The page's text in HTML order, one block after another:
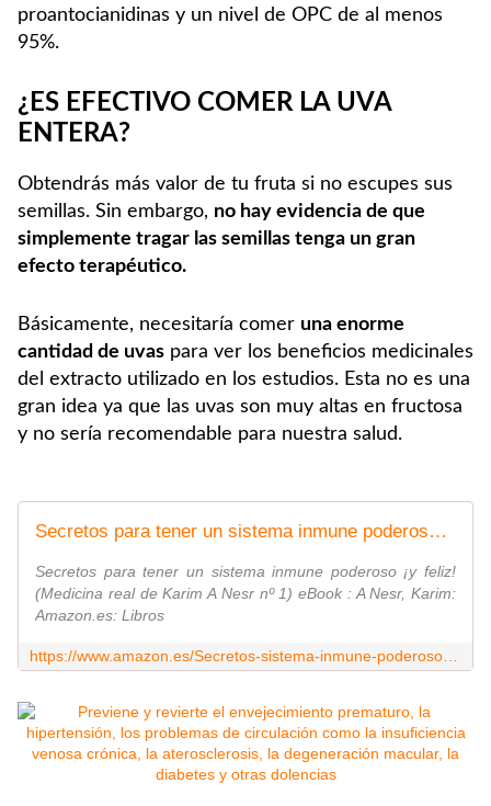
proantocianidinas y un nivel de OPC de al menos
95%.
¿ES EFECTIVO COMER LA UVA
ENTERA?
Obtendrás más valor de tu fruta si no escupes sus
semillas. Sin embargo, no hay evidencia de que
simplemente tragar las semillas tenga un gran
efecto terapéutico.
Básicamente, necesitaría comer una enorme
cantidad de uvas para ver los beneficios medicinales
del extracto utilizado en los estudios. Esta no es una
gran idea ya que las uvas son muy altas en fructosa
y no sería recomendable para nuestra salud.
Secretos para tener un sistema inmune poderoso ¡y feliz! (Medicina real de Karim A Nesr nº 1) eBook : A Nesr, Karim: Amazon.es: Libros
Secretos para tener un sistema inmune poderoso ¡y feliz!
(Medicina real de Karim A Nesr nº 1) eBook : A Nesr, Karim:
Amazon.es: Libros